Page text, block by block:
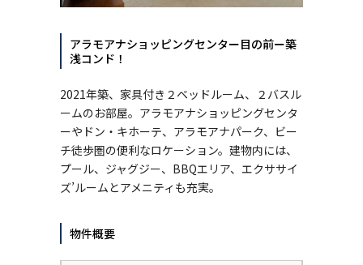
アラモアナショッピングセンター目の前ー築
浅コンド！
2021年築、家具付き２ベッドルーム、２バスル
ームのお部屋。アラモアナショッピングセンタ
ーやドン・キホーテ、アラモアナパーク、ビー
チ徒歩圏の便利なロケーション。建物内には、
プール、ジャグジー、BBQエリア、エクササイ
ズ’ルームとアメニティも充実。
物件概要